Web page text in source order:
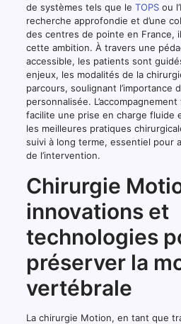
de systèmes tels que le TOPSou
recherche approfondie et d’une
des centres de pointe en France,
cette ambition. À travers une
accessible, les patients sont
enjeux, les modalités de la
parcours, soulignant l’importance
personnalisée.
facilite une prise en charge fluide
les meilleures pratiques
suivi à long terme, essentiel pour
de l’intervention.
Chirurgie
innovations et
technologies
préserver la
vertébrale
La chirurgie Motion, en tant que